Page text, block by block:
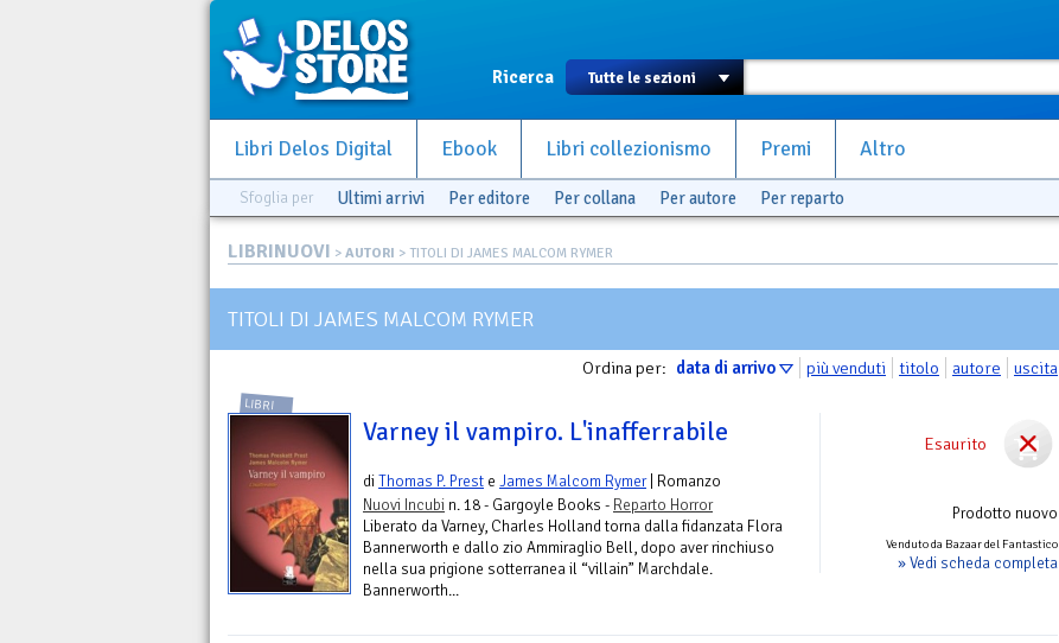
Ricerca
Libri Delos Digital Ebook Libri collezionismo Premi Altro
Sfoglia per Ultimi arrivi Per editore Per collana Per autore Per reparto
LIBRINUOVI > AUTORI > TITOLI DI JAMES MALCOM RYMER
TITOLI DI JAMES MALCOM RYMER
Ordina per: data di arrivo più venduti titolo autore uscita
Esaurito
Prodotto nuovo
Venduto da Bazaar del Fantastico
» Vedi scheda completa
LIBRI
Varney il vampiro. L'inafferrabile
diThomas P. Prest e James Malcom Rymer| Romanzo
Nuovi Incubi n. 18 - Gargoyle Books - Reparto Horror
Liberato da Varney, Charles Holland torna dalla fidanzata Flora
Bannerworth e dallo zio Ammiraglio Bell, dopo aver rinchiuso
nella sua prigione sotterranea il “villain” Marchdale.
Bannerworth...